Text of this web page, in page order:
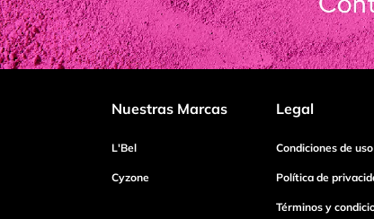
Título
Tu nombre
Nuestras Marcas
L'Bel
Cyzone
Legal
Condiciones de uso
Política de
Términos y